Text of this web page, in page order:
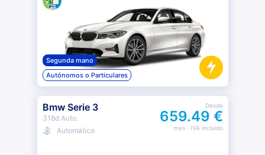
Segunda mano
Autónomos o Particulares
Bmw Serie 3
318d Auto.
Automático
Desde
659.49 €
mes· IVA incluido